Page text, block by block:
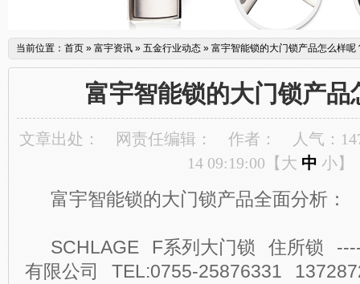
当前位置： 首页 » 富宇资讯 » 五金行业动态 » 富宇智能锁的大门锁产品怎么样呢
富宇智能锁的大门锁产品
文章出处： 网责任编辑： 作者： 人气：
14 09:19:00【大 中 小】
富宇智能锁的大门锁产品全面分析：
SCHLAGE F系列大门锁 住所锁 ----
有限公司 TEL:0755-25876331